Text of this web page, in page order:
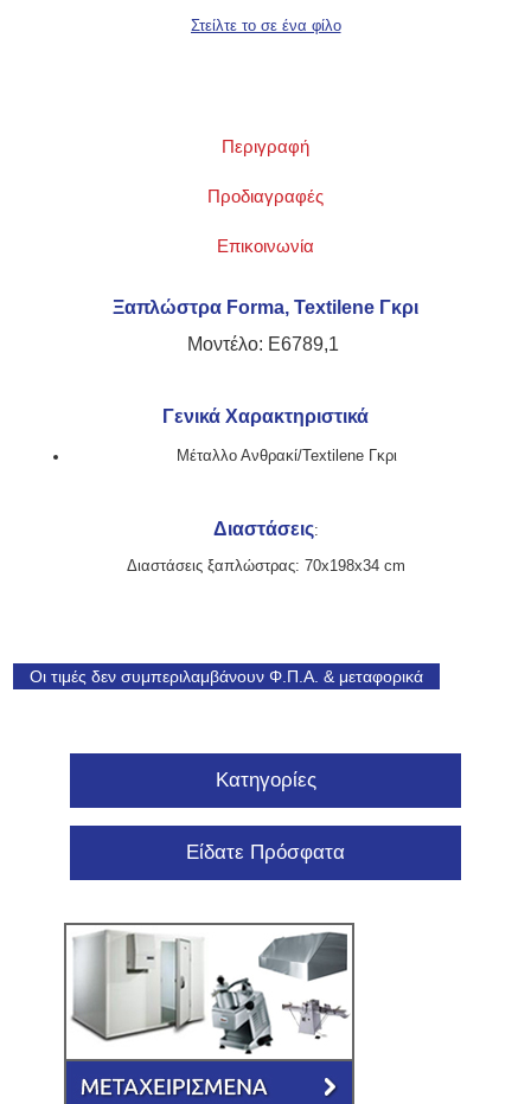
Περιγραφή
Προδιαγραφές
Επικοινωνία
Ξαπλώστρα Forma, Textilene Γκρι
Μοντέλο: Ε6789,1
Γενικά Χαρακτηριστικά
Μέταλλο Ανθρακί/Textilene Γκρι
Διαστάσεις:
Διαστάσεις ξαπλώστρας: 70x198x34 cm
Οι τιμές δεν συμπεριλαμβάνουν Φ.Π.Α. & μεταφορικά
Κατηγορίες
Είδατε Πρόσφατα